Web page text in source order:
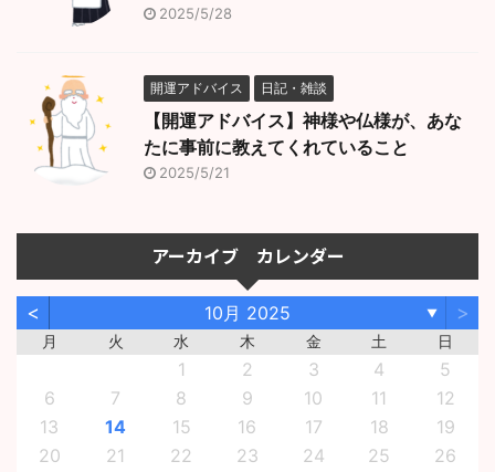
2025/5/28
開運アドバイス 日記・雑談
【開運アドバイス】神様や仏様が、あな
たに事前に教えてくれていること
2025/5/21
アーカイブ カレンダー
< 10月 2025 ▼ >
月 火 水 木 金 土 日
1 2 3 4
5
6
7 8 9 10 11
12
13
14 15 16 17 18
19
20
21 22 23 24 25
26